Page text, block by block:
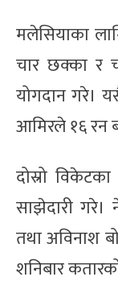
मलेसियाका
चार छक्का र
योगदान गरे।
आमिरले १६ रन
दोस्रो
साझेदारी गरे।
तथा अविनाश
शनिबार